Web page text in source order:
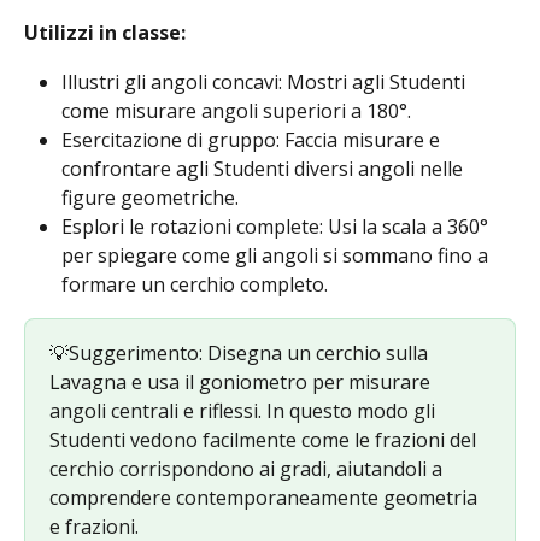
Utilizzi in classe:
Illustri gli angoli concavi: Mostri agli Studenti
come misurare angoli superiori a 180°.
Esercitazione di gruppo: Faccia misurare e
confrontare agli Studenti diversi angoli nelle
figure geometriche.
Esplori le rotazioni complete: Usi la scala a 360°
per spiegare come gli angoli si sommano fino a
formare un cerchio completo.
💡Suggerimento: Disegna un cerchio sulla
Lavagna e usa il goniometro per misurare
angoli centrali e riflessi. In questo modo gli
Studenti vedono facilmente come le frazioni del
cerchio corrispondono ai gradi, aiutandoli a
comprendere contemporaneamente geometria
e frazioni.